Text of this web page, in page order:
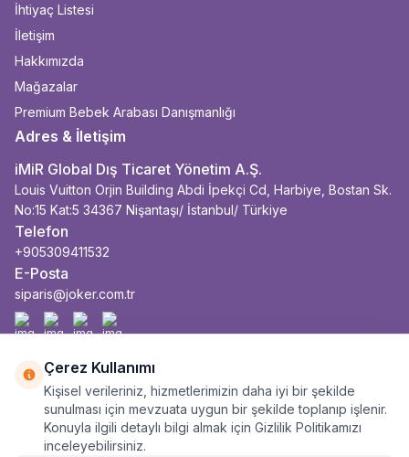
İhtiyaç Listesi
İletişim
Hakkımızda
Mağazalar
Premium Bebek Arabası Danışmanlığı
Adres & İletişim
iMiR Global Dış Ticaret Yönetim A.Ş.
Louis Vuitton Orjin Building Abdi İpekçi Cd, Harbiye, Bostan Sk.
No:15 Kat:5 34367 Nişantaşı/ İstanbul/ Türkiye
Telefon
+905309411532
E-Posta
siparis@joker.com.tr
Facebook
İnstagram
YoutubeLinkedin
Çerez Kullanımı
Kişisel verileriniz, hizmetlerimizin daha iyi bir şekilde
sunulması için mevzuata uygun bir şekilde toplanıp işlenir.
Konuyla ilgili detaylı bilgi almak için Gizlilik Politikamızı
inceleyebilirsiniz.